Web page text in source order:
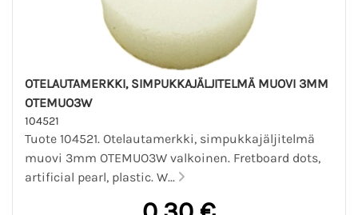
OTELAUTAMERKKI, SIMPUKKAJÄLJITELMÄ MUOVI 3MM
OTEMUO3W
104521
Tuote 104521. Otelautamerkki, simpukkajäljitelmä
muovi 3mm OTEMUO3W valkoinen. Fretboard dots,
artificial pearl, plastic. W...